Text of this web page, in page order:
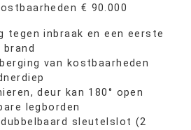
€ 90.000
tegen inbraak en een eerste
van kostbaarheden
deur kan 180° open
legborden
sleutelslot (2